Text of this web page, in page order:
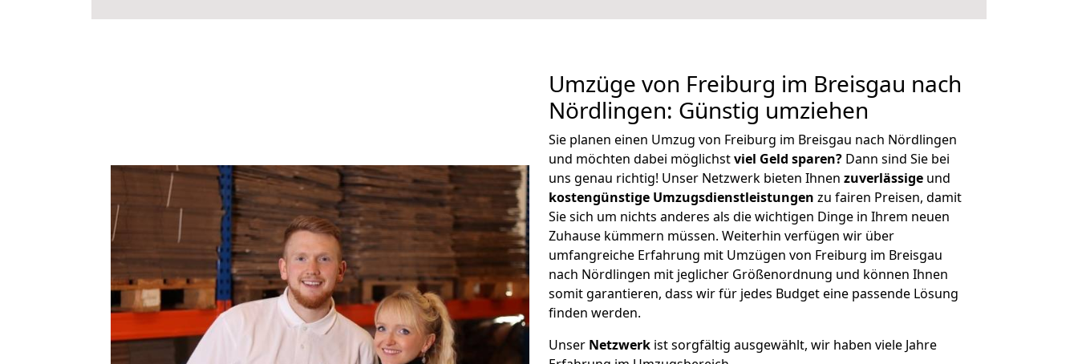
Umzüge von Freiburg im Breisgau nach
Nördlingen: Günstig umziehen
Sie planen einen Umzug von Freiburg im Breisgau nach Nördlingen
und möchten dabei möglichstviel Geld sparen? Dann sind Sie bei
uns genau richtig! Unser Netzwerk bieten Ihnen zuverlässige und
kostengünstige Umzugsdienstleistungen zu fairen Preisen, damit
Sie sich um nichts anderes als die wichtigen Dinge in Ihrem neuen
Zuhause kümmern müssen. Weiterhin verfügen wir über
umfangreiche Erfahrung mit Umzügen von Freiburg im Breisgau
nach Nördlingen mit jeglicher Größenordnung und können Ihnen
somit garantieren, dass wir für jedes Budget eine passende Lösung
finden werden.
Unser Netzwerk ist sorgfältig ausgewählt, wir haben viele Jahre